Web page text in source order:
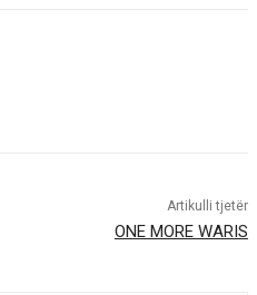
Artikulli tjetër
ONE MORE WARIS